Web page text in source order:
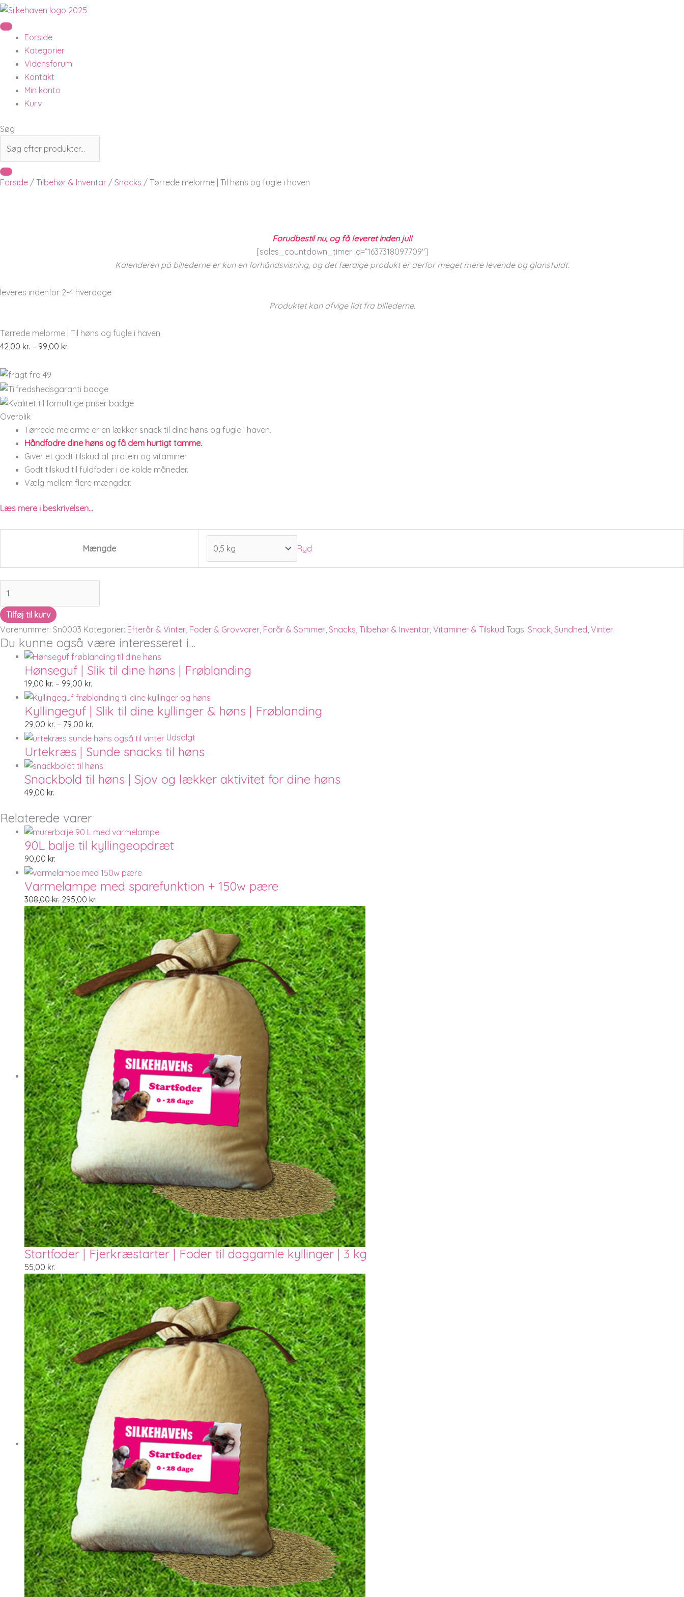
Forside
Kategorier
Vidensforum
Kontakt
Min konto
Kurv
Søg
Forside / Tilbehør & Inventar / Snacks / Tørrede melorme | Til høns og fugle i haven
Forudbestil nu, og få leveret inden jul!
[sales_countdown_timer id=”1637318097709″]
Kalenderen på billederne er kun en forhåndsvisning, og det færdige produkt er derfor meget mere levende og glansfuldt.
leveres indenfor 2-4 hverdage
Produktet kan afvige lidt fra billederne.
Tørrede melorme | Til høns og fugle i haven
42,00 kr. – 99,00 kr.
Overblik
Tørrede melorme er en lækker snack til dine høns og fugle i haven.
Håndfodre dine høns og få dem hurtigt tamme.
Giver et godt tilskud af protein og vitaminer.
Godt tilskud til fuldfoder i de kolde måneder.
Vælg mellem flere mængder.
Læs mere i beskrivelsen…
Mængde Ryd
Tilføj til kurv
Varenummer: Sn0003 Kategorier: Efterår & Vinter Foder & Grovvarer Forår & Sommer Snacks Tilbehør & Inventar Vitaminer & Tilskud Tags: Snack Sundhed Vinter
Du kunne også være interesseret i…
Hønseguf | Slik til dine høns | Frøblanding
19,00 kr. – 99,00 kr.
Kyllingeguf | Slik til dine kyllinger & høns | Frøblanding
29,00 kr. – 79,00 kr.
Udsolgt
Urtekræs | Sunde snacks til høns
Snackbold til høns | Sjov og lækker aktivitet for dine høns
49,00 kr.
Relaterede varer
90L balje til kyllingeopdræt
90,00 kr.
Varmelampe med sparefunktion + 150w pære
308,00kr. 295,00 kr.
Startfoder | Fjerkræstarter | Foder til daggamle kyllinger | 3 kg
55,00 kr.